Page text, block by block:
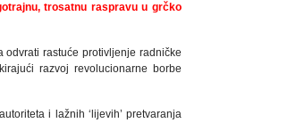
trosatnu raspravu u grčko
odvrati rastuće protivljenje radničke
razvoj revolucionarne borbe
i lažnih ‘lijevih’ pretvaranja